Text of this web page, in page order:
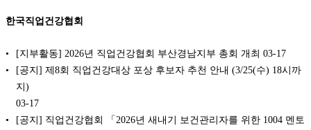
한국직업건강협회
[지부활동] 2026년 직업건강협회 부산경남지부 총회 개최 03-17
[공지] 제8회 직업건강대상 포상 후보자 추천 안내 (3/25(수) 18시까
지)
03-17
[공지] 직업건강협회 「2026년 새내기 보건관리자를 위한 1004 멘토